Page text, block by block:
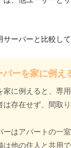
サーバーと比較し
バーを家に例え
家に例えると、専
は存在せず、間取
ーはアパートの一
は他の住人と共用